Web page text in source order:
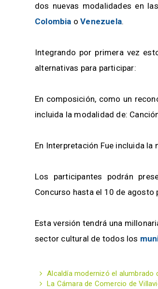
dos nuevas modalidades en
Colombia oVenezuela.
Integrando por primera vez
alternativas para participar:
En composición, como un
incluida la modalidad de:
En Interpretación Fue incluida
Los participantes podrán
Concurso hasta el 10 de agosto
Esta versión tendrá una
sector cultural de todos los
Alcaldía modernizó el alumbrado
La Cámara de Comercio de